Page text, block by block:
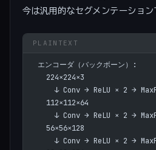
今は汎用的なセグメンテーション
エンコーダ（バックボーン）:
  224×224×3
↓ Conv → ReLU × 2 →
  112×112×64
↓ Conv → ReLU × 2 →
  56×56×128
↓ Conv → ReLU × 2 →